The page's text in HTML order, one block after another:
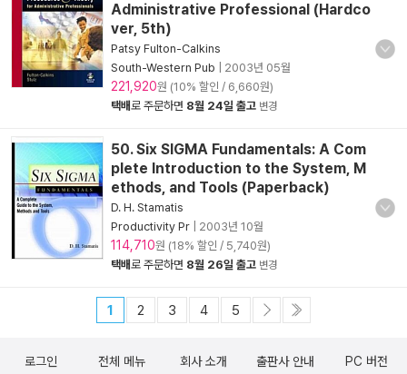
Administrative Professional (Hardco
ver, 5th)
Patsy Fulton-Calkins
South-Western Pub
2003년 05월
221,920원 (10% 할인 / 6,660원)
택배로 주문하면 8월 24일 출고 변경
50. Six SIGMA Fundamentals: A Com
plete Introduction to the System, M
ethods, and Tools (Paperback)
D. H. Stamatis
Productivity Pr
2003년 10월
114,710원 (18% 할인 / 5,740원)
택배로 주문하면 8월 26일 출고 변경
1 2 3 4 5
로그인 전체 메뉴 회사 소개 출판사 안내 PC 버전